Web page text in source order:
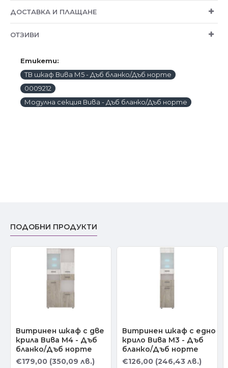
ДОСТАВКА И ПЛАЩАНЕ
ОТЗИВИ
Етикети:
ТВ шкаф Вива М5 - Дъб бланко/Дъб норте
0009212
Модулна секция Вива - Дъб бланко/Дъб норте
ПОДОБНИ ПРОДУКТИ
Витринен шкаф с две
крила Вива М4 - Дъб
бланко/Дъб норте
€179,00 (350,09 лв.)
Витринен шкаф с едно
крило Вива М3 - Дъб
бланко/Дъб норте
€126,00 (246,43 лв.)